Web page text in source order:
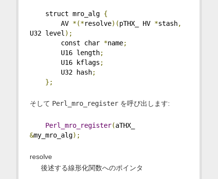
struct mro_alg {
AV *(*resolve)(pTHX_ HV *stash,
U32 level );
const char *name;
U16 length;
U16 kflags ;
U32 hash;
};
そして Perl_mro_registerを呼び出します:
Perl_mro_register(
&my_mro_alg);
resolve
後述する線形化関数へのポインタ